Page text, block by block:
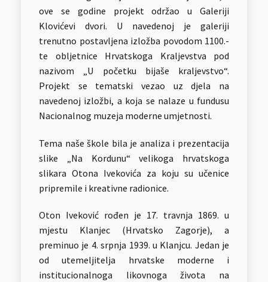
ove se godine projekt održao u Galeriji
Klovićevi dvori. U navedenoj je galeriji
trenutno postavljena izložba povodom 1100.-
te obljetnice Hrvatskoga Kraljevstva pod
nazivom „U početku bijaše kraljevstvo“.
Projekt se tematski vezao uz djela na
navedenoj izložbi, a koja se nalaze u fundusu
Nacionalnog muzeja moderne umjetnosti.
Tema naše škole bila je analiza i prezentacija
slike „Na Kordunu“ velikoga hrvatskoga
slikara Otona Ivekovića za koju su učenice
pripremile i kreativne radionice.
Oton Iveković rođen je 17. travnja 1869. u
mjestu Klanjec (Hrvatsko Zagorje), a
preminuo je 4. srpnja 1939. u Klanjcu. Jedan je
od utemeljitelja hrvatske moderne i
institucionalnoga likovnoga života na